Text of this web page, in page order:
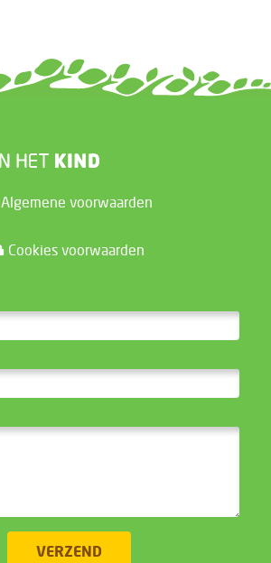
Algemene voorwaarden
Cookies voorwaarden
VERZEND